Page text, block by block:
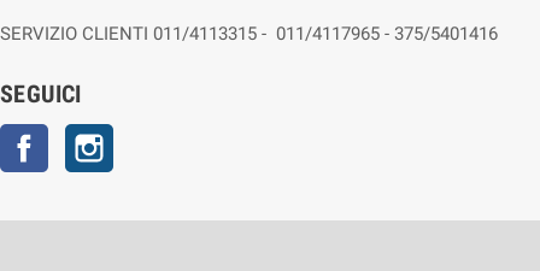
SERVIZIO CLIENTI 011/4113315 - 011/4117965 - 375/5401416
SEGUICI
Facebook